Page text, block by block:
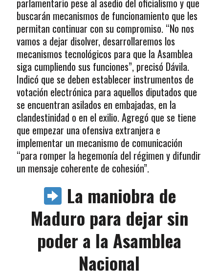
buscarán mecanismos de funcionamiento que les
permitan continuar con su compromiso. “No nos
vamos a dejar disolver, desarrollaremos los
mecanismos tecnológicos para que la Asamblea
siga cumpliendo sus funciones”, precisó Dávila.
Indicó que se deben establecer instrumentos de
votación electrónica para aquellos diputados que
se encuentran asilados en embajadas, en la
clandestinidad o en el exilio. Agregó que se tiene
que empezar una ofensiva extranjera e
implementar un mecanismo de comunicación
“para romper la hegemonía del régimen y difundir
un mensaje coherente de cohesión”.
La maniobra de
Maduro para dejar sin
poder a la Asamblea
Nacional